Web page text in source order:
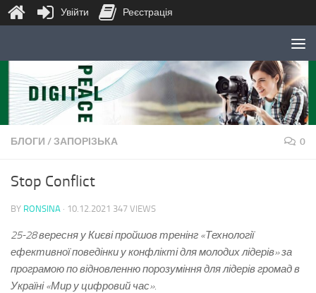
Skip to content
БЛОГИ /ЗАПОРІЗЬКА 0
Stop Conflict
BY RONSINA · 10.12.2021 347 VIEWS
25-28 вересня у Києві пройшов тренінг «Технології
ефективної поведінки у конфлікті для молодих лідерів» за
програмою по відновленню порозуміння для лідерів громад в
Україні «Мир у цифровий час».
Увійти Реєстрація